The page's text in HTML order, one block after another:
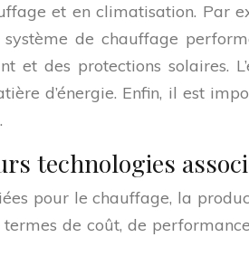
et en climatisation. Par
de chauffage
des protections solaires.
d’énergie. Enfin, il est
technologies
pour le chauffage, la
de coût, de